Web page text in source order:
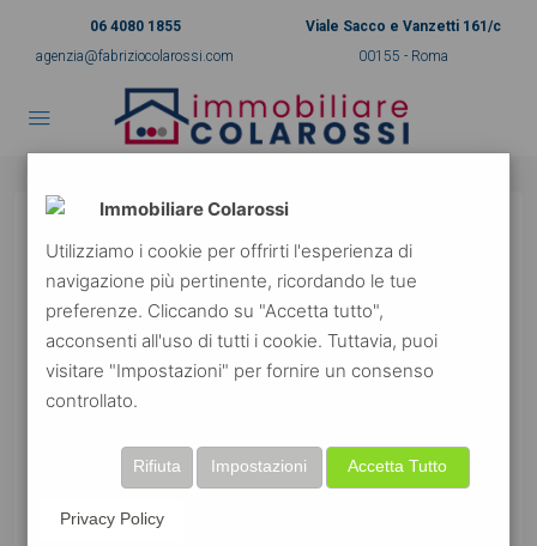
06 4080 1855
agenzia@fabriziocolarossi.com
Viale Sacco e Vanzetti 161/c
00155 - Roma
Immobiliare Colarossi
Utilizziamo i cookie per offrirti l'esperienza di
navigazione più pertinente, ricordando le tue
preferenze. Cliccando su "Accetta tutto",
acconsenti all'uso di tutti i cookie. Tuttavia, puoi
visitare "Impostazioni" per fornire un consenso
controllato.
Accetta Tutto
Impostazioni
Rifiuta
Privacy Policy